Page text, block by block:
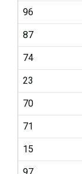
96
87
74
23
70
71
15